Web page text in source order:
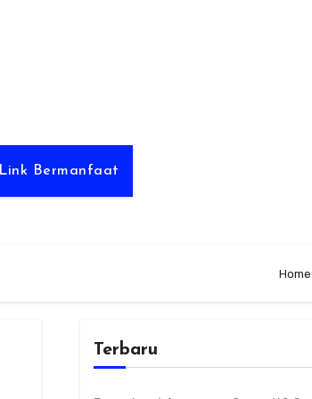
Link Bermanfaat
Home
Terbaru